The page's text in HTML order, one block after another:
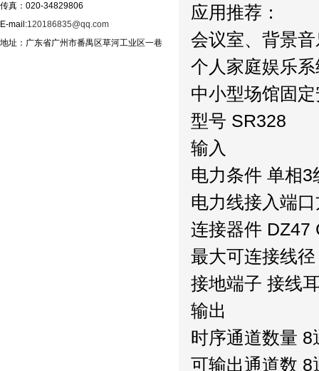
传真：020-34829806
E-mail:120186835@qq.com
地址：广东省广州市番禺区草河工业区一巷
应用推荐：
会议室、背景
个人家庭娱乐
中小型场馆固
型号 SR328
输入
电力条件 单相3
电力线接入端
连接器件 DZ47
最大可连接线
接地端子 接线
输出
时序通道数量 8
可输出通道数 8